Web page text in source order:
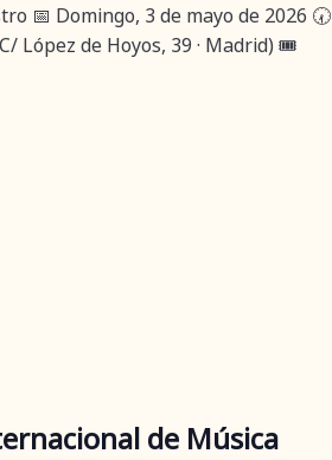
📅 Domingo, 3 de mayo de 2026 🕢
López de Hoyos, 39 · Madrid) 🎟
de Música